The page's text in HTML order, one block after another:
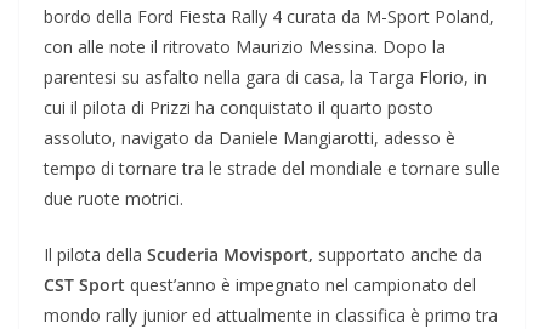
bordo della Ford Fiesta Rally 4 curata da M-Sport Poland,
con alle note il ritrovato Maurizio Messina. Dopo la
parentesi su asfalto nella gara di casa, la Targa Florio, in
cui il pilota di Prizzi ha conquistato il quarto posto
assoluto, navigato da Daniele Mangiarotti, adesso è
tempo di tornare tra le strade del mondiale e tornare sulle
due ruote motrici.
Il pilota della Scuderia Movisport, supportato anche da
CST Sport quest’anno è impegnato nel campionato del
mondo rally junior ed attualmente in classifica è primo tra